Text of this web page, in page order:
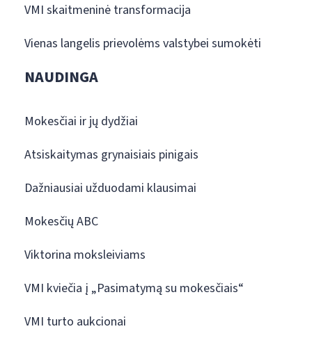
VMI skaitmeninė transformacija
Vienas langelis prievolėms valstybei sumokėti
NAUDINGA
Mokesčiai ir jų dydžiai
Atsiskaitymas grynaisiais pinigais
Dažniausiai užduodami klausimai
Mokesčių ABC
Viktorina moksleiviams
VMI kviečia į „Pasimatymą su mokesčiais“
VMI turto aukcionai